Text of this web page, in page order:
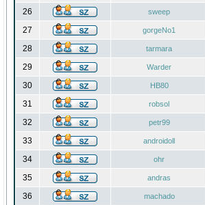
26 sweep
27 gorgeNo1
28 tarmara
29 Warder
30 HB80
31 robsol
32 petr99
33 androidoll
34 ohr
35 andras
36 machado